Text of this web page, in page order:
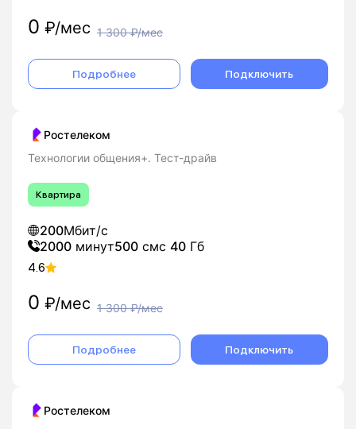
0 ₽/мес 1 300₽/мес
Подробнее Подключить
Ростелеком
Технологии общения+. Тест-драйв
Квартира
200Мбит/с
2000 минут500 смс 40 Гб
4.6
0 ₽/мес 1 300₽/мес
Подробнее Подключить
Ростелеком